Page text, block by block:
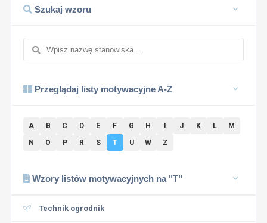
Szukaj wzoru
Przeglądaj listy motywacyjne A-Z
A B C D E F G H J K L
M
N
O P R S T U W Z
Wzory listów motywacyjnych na "T"
Technik ogrodnik